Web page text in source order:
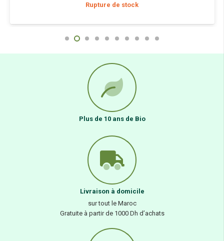
Rupture de stock
Plus de 10 ans de Bio
Livraison à domicile
sur tout le Maroc
Gratuite à partir de 1000 Dh d’achats